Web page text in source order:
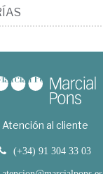
Atención al cliente
(+34) 91 304 33 03